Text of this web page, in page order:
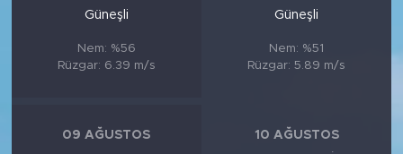
Güneşli
Nem: %56
Rüzgar: 6.39 m/s
Güneşli
Nem: %51
Rüzgar: 5.89 m/s
09 AĞUSTOS 10 AĞUSTOS